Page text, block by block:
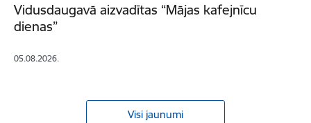
Vidusdaugavā aizvadītas “Mājas kafejnīcu
dienas”
05.08.2026.
Visi jaunumi